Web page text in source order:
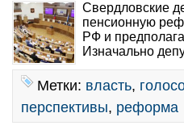
Свердловские
пенсионную
РФ и
Изначально
Метки: власть,
перспективы, реформа